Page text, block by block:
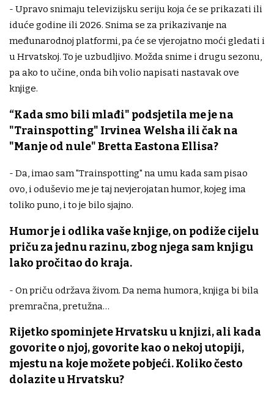
- Upravo snimaju televizijsku seriju koja će se prikazati ili
iduće godine ili 2026. Snima se za prikazivanje na
međunarodnoj platformi, pa će se vjerojatno moći gledati i
u Hrvatskoj. To je uzbudljivo. Možda snime i drugu sezonu,
pa ako to učine, onda bih volio napisati nastavak ove
knjige.
“Kada smo bili mlađi" podsjetila me je na
"Trainspotting" Irvinea Welsha ili čak na
"Manje od nule" Bretta Eastona Ellisa?
- Da, imao sam "Trainspotting" na umu kada sam pisao
ovo, i oduševio me je taj nevjerojatan humor, kojeg ima
toliko puno, i to je bilo sjajno.
Humor je i odlika vaše knjige, on podiže cijelu
priču za jednu razinu, zbog njega sam knjigu
lako pročitao do kraja.
- On priču održava živom. Da nema humora, knjiga bi bila
premračna, pretužna…
Rijetko spominjete Hrvatsku u knjizi, ali kada
govorite o njoj, govorite kao o nekoj utopiji,
mjestu na koje možete pobjeći. Koliko često
dolazite u Hrvatsku?